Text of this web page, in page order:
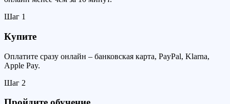
Шаг 1
Купите
Оплатите сразу онлайн – банковская карта, PayPal, Klarna,
Apple Pay.
Шаг 2